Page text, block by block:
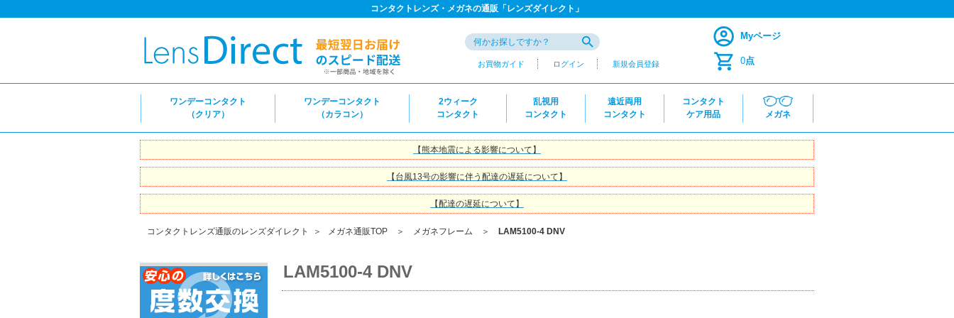
コンタクトレンズ・メガネの通販「レンズダイレクト」
お買物ガイド ログイン 新規会員登録
Myページ
0点
ワンデーコンタクト
（クリア）
ワンデーコンタクト
（カラコン）
2ウィーク
コンタクト
乱視用
コンタクト
遠近両用
コンタクト
コンタクト
ケア用品
メガネ
【熊本地震による影響について】
【台風13号の影響に伴う配達の遅延について】
【配達の遅延について】
コンタクトレンズ通販のレンズダイレクト ＞ メガネ通販TOP ＞ メガネフレーム ＞ LAM5100-4 DNV
LAM5100-4 DNV